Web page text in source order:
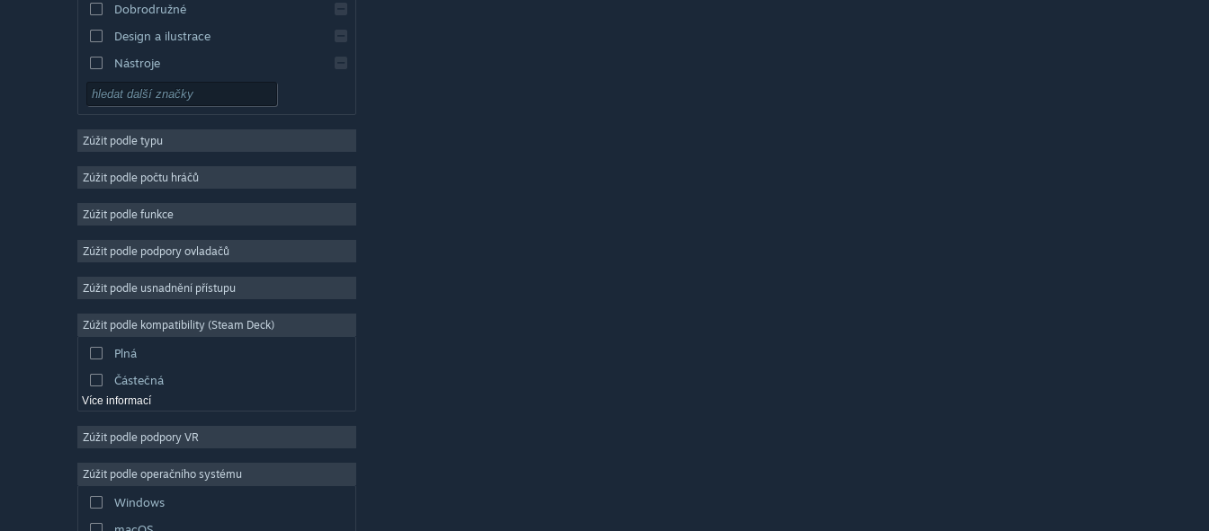
Dobrodružné
Design a ilustrace
Nástroje
Free to play
Masivně multiplayerové
Nezávislé
Simulátory
Tvorba videí
Úprava fotografií
Zúžit podle typu
Zúžit podle počtu hráčů
Zúžit podle funkce
Zúžit podle podpory ovladačů
Zúžit podle usnadnění přístupu
Zúžit podle kompatibility (Steam Deck)
Plná
Částečná
Více informací
Zúžit podle podpory VR
Zúžit podle operačního systému
Windows